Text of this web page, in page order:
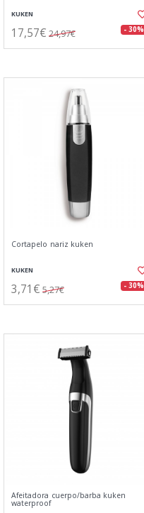
KUKEN
17,57€ 24,97€ - 30%
Cortapelo nariz kuken
KUKEN
3,71€ 5,27€ - 30%
Afeitadora cuerpo/barba kuken
waterproof